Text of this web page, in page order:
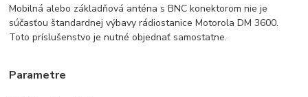
Mobilná alebo základňová anténa s BNC konektorom nie je
súčasťou štandardnej výbavy rádiostanice Motorola DM 3600.
Toto príslušenstvo je nutné objednať samostatne.
Parametre